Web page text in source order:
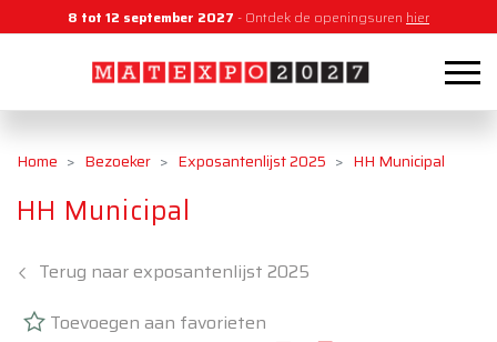
8 tot 12 september 2027 - Ontdek de openingsuren hier
Home Bezoeker Exposantenlijst 2025 HH Municipal
HH Municipal
Terug naar exposantenlijst 2025
Toevoegen aan favorieten